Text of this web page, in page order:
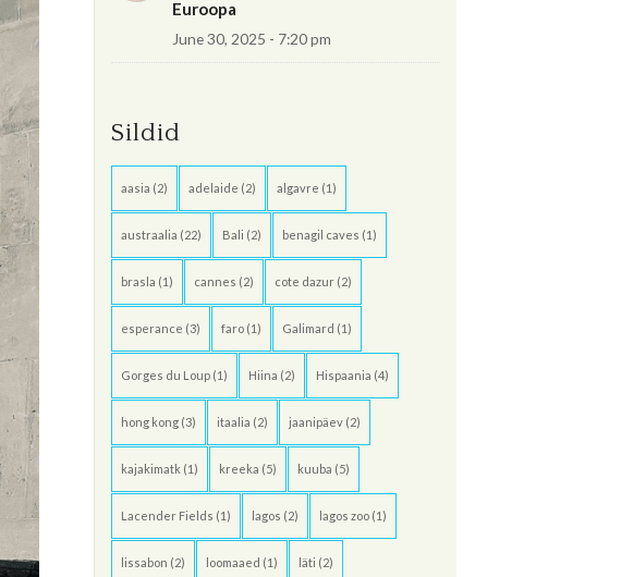
Euroopa
June 30, 2025 - 7:20 pm
Sildid
aasia (2) adelaide (2) algavre (1)
austraalia (22) Bali (2) benagil caves (1)
brasla (1) cannes (2) cote dazur(2)
esperance (3) faro(1) Galimard (1)
Gorges du Loup(1) Hiina (2) Hispaania (4)
hong kong(3) itaalia (2) jaanipäev(2)
kajakimatk (1) kreeka (5) kuuba (5)
Lacender Fields (1) lagos (2) lagos zoo(1)
lissabon (2) loomaaed (1) läti (2)